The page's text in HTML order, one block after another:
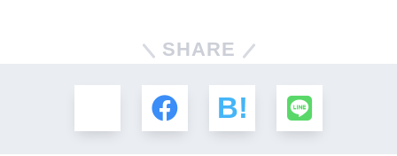
SHARE